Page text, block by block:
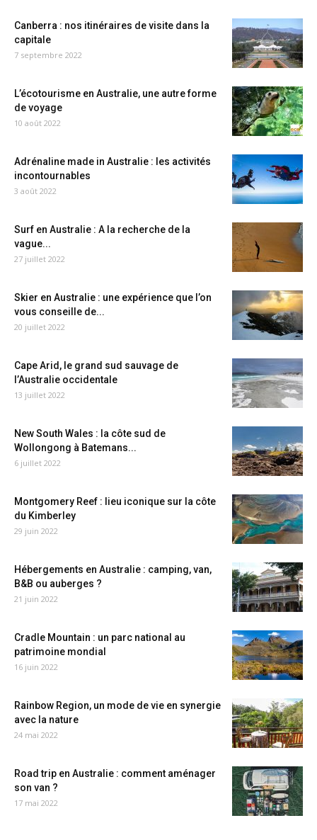
Canberra : nos itinéraires de visite dans la
capitale
7 septembre 2022
L’écotourisme en Australie, une autre forme
de voyage
10 août 2022
Adrénaline made in Australie : les activités
incontournables
3 août 2022
Surf en Australie : A la recherche de la
vague...
27 juillet 2022
Skier en Australie : une expérience que l’on
vous conseille de...
20 juillet 2022
Cape Arid, le grand sud sauvage de
l’Australie occidentale
13 juillet 2022
New South Wales : la côte sud de
Wollongong à Batemans...
6 juillet 2022
Montgomery Reef : lieu iconique sur la côte
du Kimberley
29 juin 2022
Hébergements en Australie : camping, van,
B&B ou auberges ?
21 juin 2022
Cradle Mountain : un parc national au
patrimoine mondial
16 juin 2022
Rainbow Region, un mode de vie en synergie
avec la nature
24 mai 2022
Road trip en Australie : comment aménager
son van ?
17 mai 2022